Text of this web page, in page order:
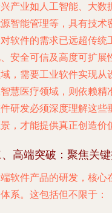
产业如人工智能、大数
智能管理等，具有技术
软件的需求已远超传统
安全可信及高度可扩展
，需要工业软件实现从
慧医疗领域，则依赖精
研发必须深度理解这些
，才能提供真正创造价
高端突破：聚焦关
软件产品的研发，核心
系。这包括但不限于：